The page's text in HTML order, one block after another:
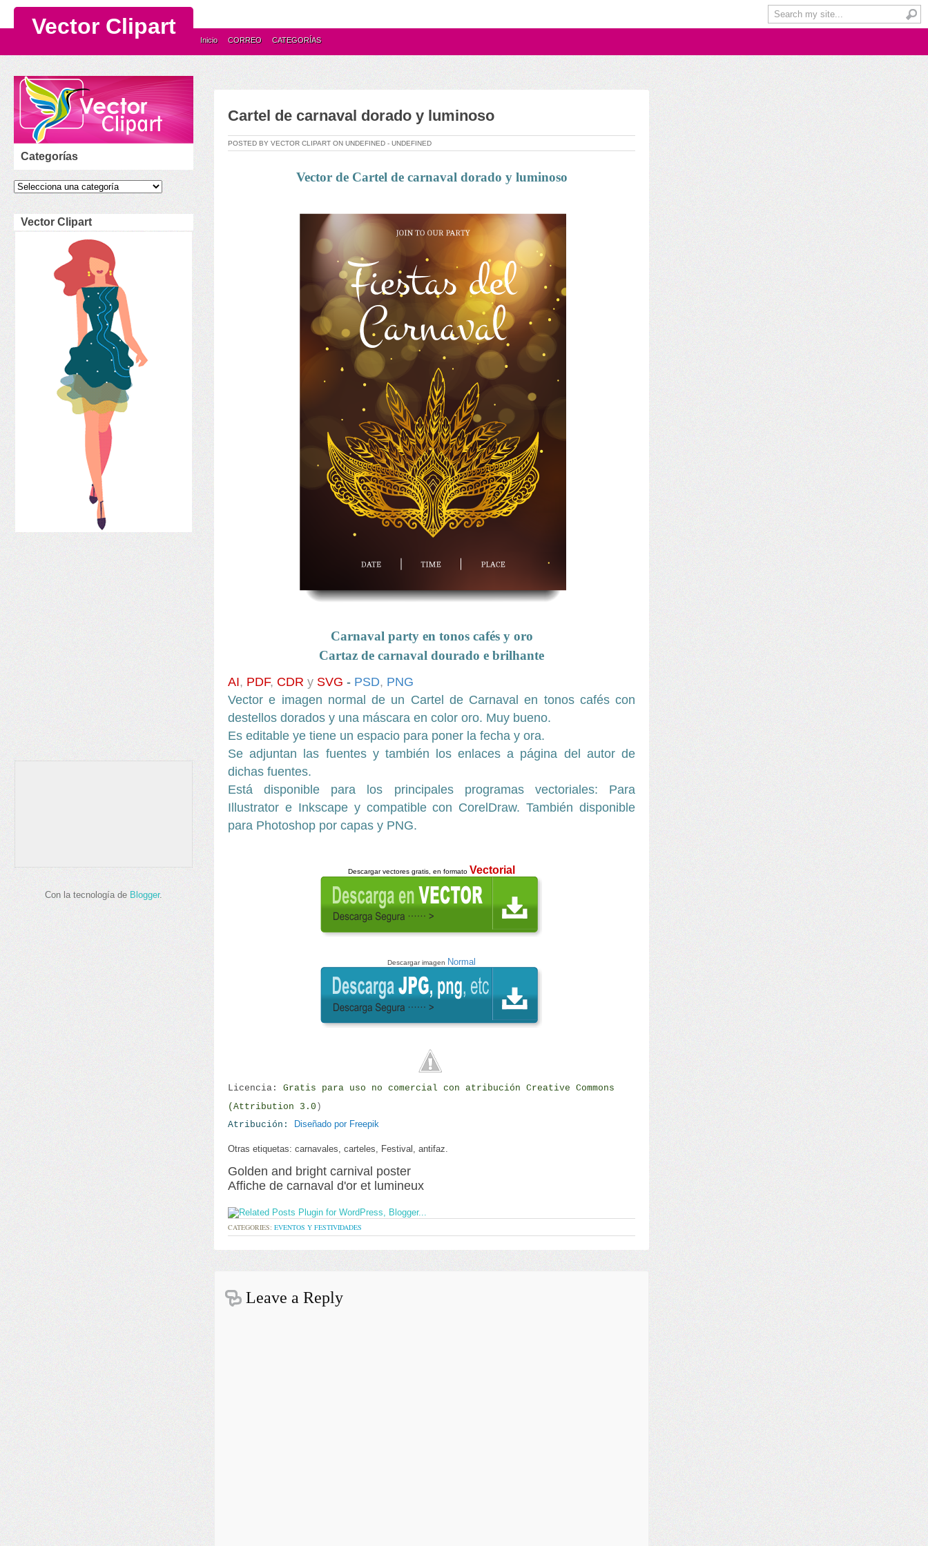
Vector Clipart
Inicio CORREO CATEGORÍAS
Categorías
Vector Clipart
Con la tecnología de Blogger.
Cartel de carnaval dorado y luminoso
POSTED BY VECTOR CLIPART ON UNDEFINED - UNDEFINED
Vector de Cartel de carnaval dorado y luminoso
Carnaval party en tonos cafés y oro
Cartaz de carnaval dourado e brilhante
AI, PDF, CDR y SVG - PSD, PNG
Vector e imagen normal de un Cartel de Carnaval en tonos cafés con
destellos dorados y una máscara en color oro. Muy bueno.
Es editable ye tiene un espacio para poner la fecha y ora.
Se adjuntan las fuentes y también los enlaces a página del autor de
dichas fuentes.
Está disponible para los principales programas vectoriales: Para
Illustrator e Inkscape y compatible con CorelDraw. También disponible
para Photoshop por capas y PNG.
Descargarvectores gratis, en formato Vectorial
Descargar imagen Normal
Licencia: Gratis para uso no comercial con atribución Creative Commons
(Attribution 3.0 )
Atribución:
Diseñado por Freepik
Otras etiquetas: carnavales, carteles, Festival, antifaz.
Golden and bright carnival poster
Affiche de carnaval d'or et lumineux
CATEGORIES: EVENTOS Y FESTIVIDADES
Leave a Reply